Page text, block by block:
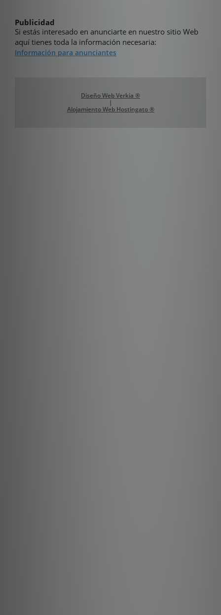
Publicidad
Si estás interesado en anunciarte en nuestro sitio Web
aquí tienes toda la información necesaria:
Información para anunciantes
Diseño Web Verkia ®
|
Alojamiento Web Hostingato ®